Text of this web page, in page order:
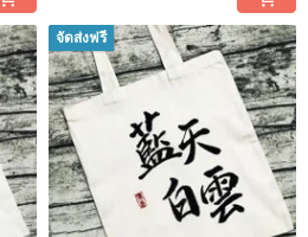
จัดส่งฟรี